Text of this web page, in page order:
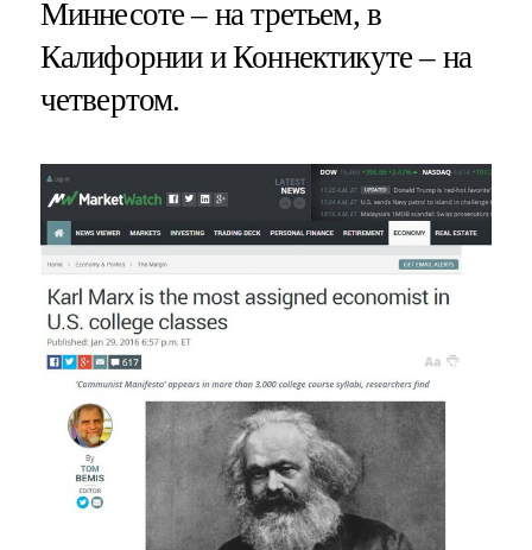
Миннесоте – на третьем, в
Калифорнии и Коннектикуте – на
четвертом.